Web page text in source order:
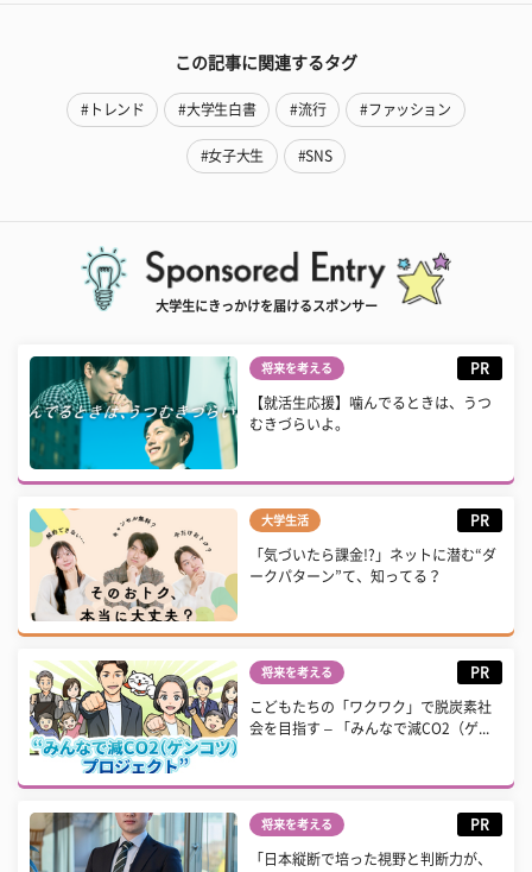
この記事に関連するタグ
#トレンド #大学生白書 #流行 #ファッション
#女子大生 #SNS
大学生にきっかけを届けるスポンサー
将来を考える PR
【就活生応援】噛んでるときは、うつ
むきづらいよ。
大学生活 PR
「気づいたら課金!?」ネットに潜む“ダ
ークパターン”て、知ってる？
将来を考える PR
こどもたちの「ワクワク」で脱炭素社
会を目指す – 「みんなで減CO2（ゲ...
将来を考える PR
「日本縦断で培った視野と判断力が、